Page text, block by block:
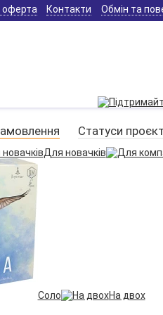
оферта Контакти Обмін та
Статуси
Для новачків
Соло На двох